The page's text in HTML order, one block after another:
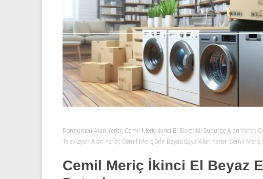
53
50
İkinci
el
beyaz
eşya
buzdolabı,
çamaşır
bulaşık
Dondurucu Alan Yerler, Cemil Meriç İkinci El Elektrikli Süpürge Alan Yerler,
Televizyon Alan Yerler, Cemil Meriç Sıfır Beyaz Eşya Alan Yerler, Cemil Meriç
Cemil Meriç İkinci El Beyaz